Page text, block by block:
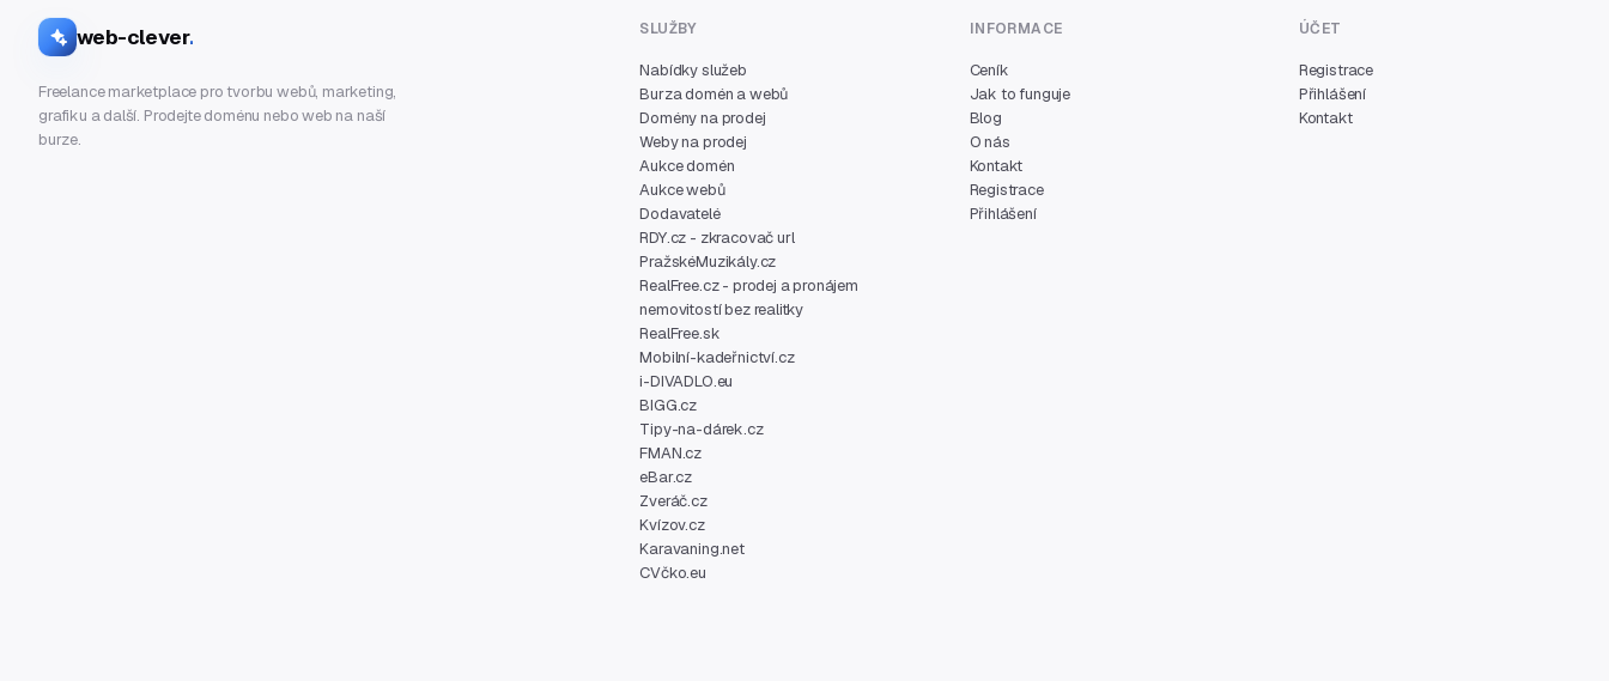
web-clever.
Freelance marketplace pro tvorbu webů, marketing,
grafiku a další. Prodejte doménu nebo web na naší
burze.
SLUŽBY
Nabídky služeb
Burza domén a webů
Domény na prodej
Weby na prodej
Aukce domén
Aukce webů
Dodavatelé
RDY.cz - zkracovač url
PražskéMuzikály.cz
RealFree.cz - prodej a pronájem
nemovitostí bez realitky
RealFree.sk
Mobilní-kadeřnictví.cz
i-DIVADLO.eu
BIGG.cz
Tipy-na-dárek.cz
FMAN.cz
eBar.cz
Zveráč.cz
Kvízov.cz
Karavaning.net
CVčko.eu
INFORMACE
Ceník
Jak to funguje
Blog
O nás
Kontakt
Registrace
Přihlášení
ÚČET
Registrace
Přihlášení
Kontakt